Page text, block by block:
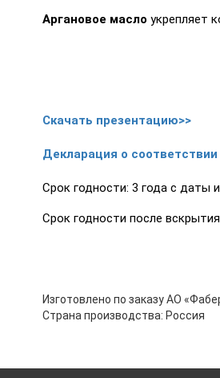
Аргановое масло укрепляет
Скачать презентацию>>
Декларация о соответствии
Срок годности: 3 года с даты
Срок годности после
Изготовлено по заказу АО
Страна производства: Россия